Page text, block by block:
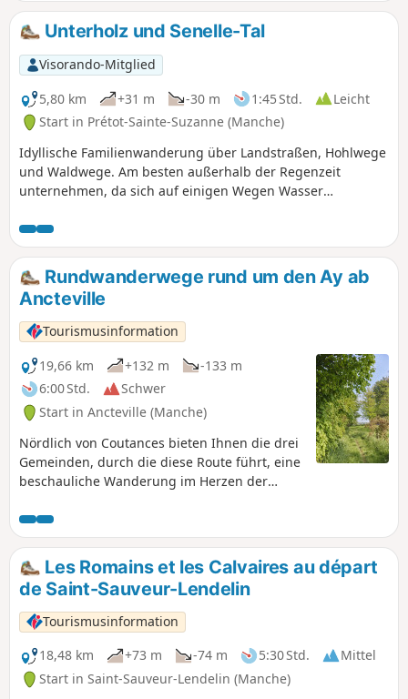
Unterholz und Senelle-Tal
Visorando-Mitglied
5,80 km
+31 m -30 m 1:45 Std.
Leicht
Start in Prétot-Sainte-Suzanne (Manche)
Idyllische Familienwanderung über Landstraßen, Hohlwege
und Waldwege. Am besten außerhalb der Regenzeit
unternehmen, da sich auf einigen Wegen Wasser
Rundwanderwege rund um den Ay ab
Ancteville
Tourismusinformation
19,66 km
+132 m
-133 m
6:00 Std.
Schwer
Start in Ancteville (Manche)
Nördlich von Coutances bieten Ihnen die drei
Gemeinden, durch die diese Route führt, eine
beschauliche Wanderung im Herzen der
Les Romains et les Calvaires au départ
de Saint-Sauveur-Lendelin
Tourismusinformation
18,48 km
+73 m -74 m 5:30 Std.
Mittel
Start in Saint-Sauveur-Lendelin (Manche)